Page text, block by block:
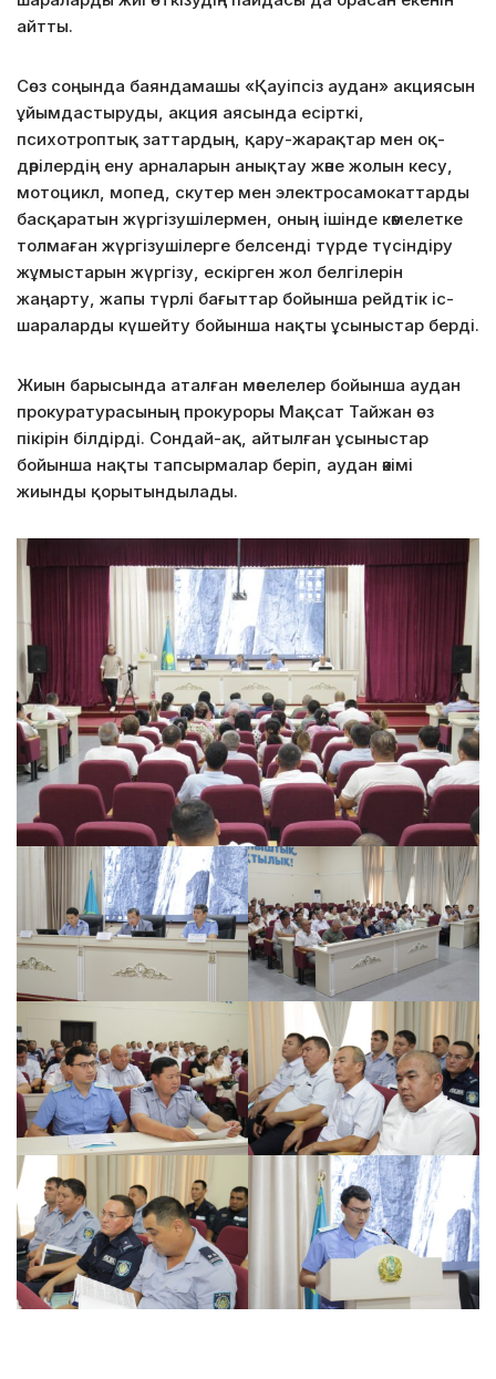
айтты.
Сөз соңында баяндамашы «Қауіпсіз аудан» акциясын
ұйымдастыруды, акция аясында есірткі,
психотроптық заттардың, қару-жарақтар мен оқ-
дәрілердің ену арналарын анықтау және жолын кесу,
мотоцикл, мопед, скутер мен электросамокаттарды
басқаратын жүргізушілермен, оның ішінде кәмелетке
толмаған жүргізушілерге белсенді түрде түсіндіру
жұмыстарын жүргізу, ескірген жол белгілерін
жаңарту, жапы түрлі бағыттар бойынша рейдтік іс-
шараларды күшейту бойынша нақты ұсыныстар берді.
Жиын барысында аталған мәселелер бойынша аудан
прокуратурасының прокуроры Мақсат Тайжан өз
пікірін білдірді. Сондай-ақ, айтылған ұсыныстар
бойынша нақты тапсырмалар беріп, аудан әкімі
жиынды қорытындылады.